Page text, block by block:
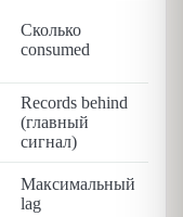
Сколько
consumed
Records behind
(главный
сигнал)
Максимальный
lag